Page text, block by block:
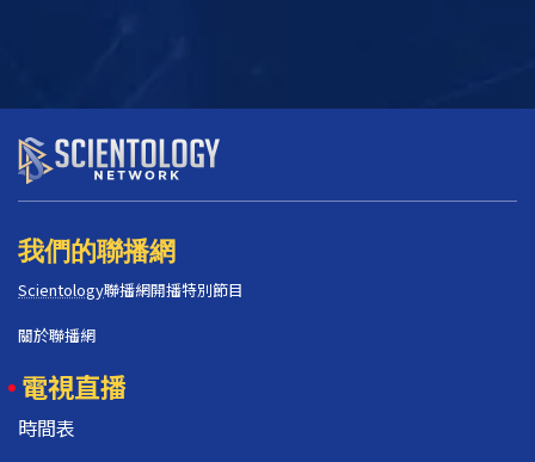
我們的聯播網
Scientology聯播網開播特別節目
關於聯播網
電視直播
時間表